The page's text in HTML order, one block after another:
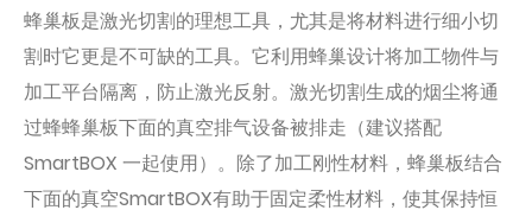
蜂巢板是激光切割的理想工具，尤其是将材料进行细小切
割时它更是不可缺的工具。它利用蜂巢设计将加工物件与
加工平台隔离，防止激光反射。激光切割生成的烟尘将通
过蜂蜂巢板下面的真空排气设备被排走（建议搭配
SmartBOX 一起使用）。除了加工刚性材料，蜂巢板结合
下面的真空SmartBOX有助于固定柔性材料，使其保持恒